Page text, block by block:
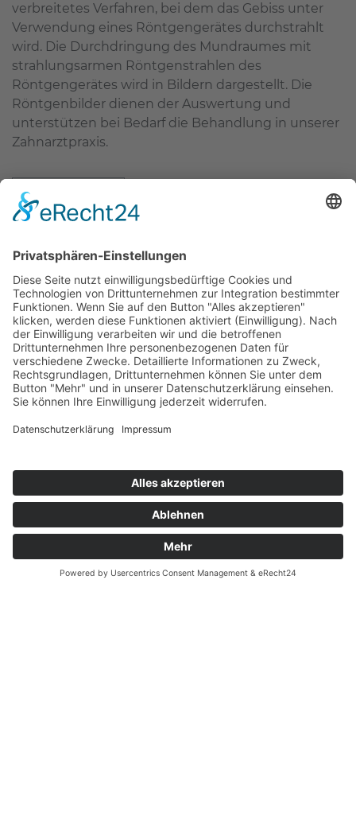
verbreitetes Verfahren, bei dem das Gebiss unter
Verwendung eines Röntgengerätes durchstrahlt
wird. Die Durchdringung des Mundraumes mit
strahlungsarmen Röntgenstrahlen des
Röntgengerätes wird in Bildern dargestellt. Die
Röntgenbilder dienen der Auswertung und
unterstützen bei Bedarf die Behandlung in unserer
Zahnarztpraxis.
mehr erfahren
Zahnärzte Potsdam
Zahnarzt Suche
Notdienste Potsdam
Wussten Sie schon?
Zahnarzt Lexikon
©2026 Zahnärzte Potsdam